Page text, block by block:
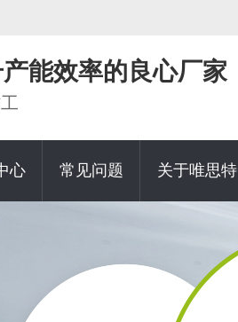
能效率的良心厂家
心 常见问题 关于唯思特